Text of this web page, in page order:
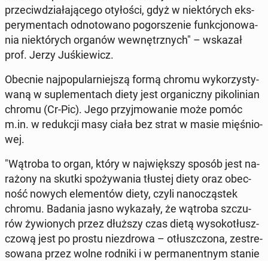
prze­ciw­dzia­ła­ją­ce­go oty­ło­ści, gdyż w nie­któ­rych eks­
pe­ry­men­tach od­no­to­wa­no po­gor­sze­nie funk­cjo­no­wa­
nia nie­któ­rych organów we­wnętrz­nych" – wskazał
prof. Jerzy Juś­kie­wicz.
Obecnie naj­po­pu­lar­niej­szą formą chromu wy­ko­rzy­sty­
wa­ną w su­ple­men­tach diety jest or­ga­nicz­ny pi­ko­li­nian
chromu (Cr-Pic). Jego przyj­mo­wa­nie może pomóc
m.in. w re­duk­cji masy ciała bez strat w masie mię­śnio­
wej.
"Wątroba to organ, który w naj­więk­szy sposób jest na­
ra­żo­ny na skutki spo­ży­wa­nia tłustej diety oraz obec­
ność nowych ele­men­tów diety, czyli na­no­czą­stek
chromu. Badania jasno wy­ka­za­ły, że wątroba szczu­
rów ży­wio­nych przez dłuższy czas dietą wy­so­ko­tłusz­
czo­wą jest po prostu nie­zdro­wa – otłusz­czo­na, ze­stre­
so­wa­na przez wolne rodniki i w per­ma­nent­nym stanie